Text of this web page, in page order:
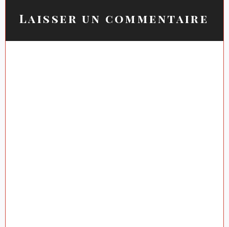
e
Laisser un commentaire